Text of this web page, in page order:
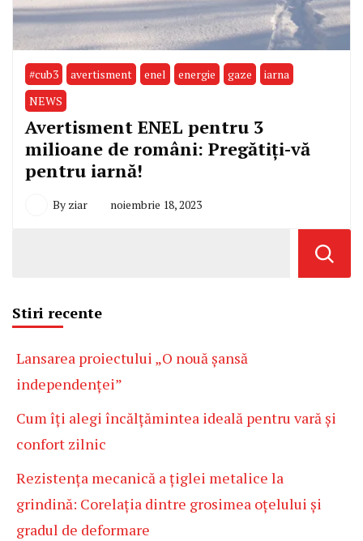
#cub3 avertisment enel energie gaze
iarna
NEWS
Avertisment ENEL pentru 3
milioane de români: Pregătiți-vă
pentru iarnă!
By ziar noiembrie 18, 2023
Stiri recente
Lansarea proiectului „O nouă șansă
independenței”
Cum îți alegi încălțămintea ideală pentru vară și
confort zilnic
Rezistența mecanică a țiglei metalice la
grindină: Corelația dintre grosimea oțelului și
gradul de deformare